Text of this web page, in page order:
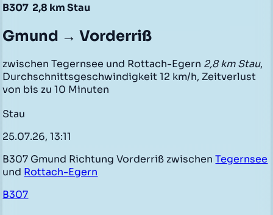
B307 2,8 km Stau
Gmund → Vorderriß
zwischen Tegernsee und Rottach-Egern 2,8 km Stau,
Durchschnittsgeschwindigkeit 12 km/h, Zeitverlust
von bis zu 10 Minuten
Stau
25.07.26, 13:11
B307 Gmund Richtung Vorderriß zwischenTegernsee
und Rottach-Egern
B307